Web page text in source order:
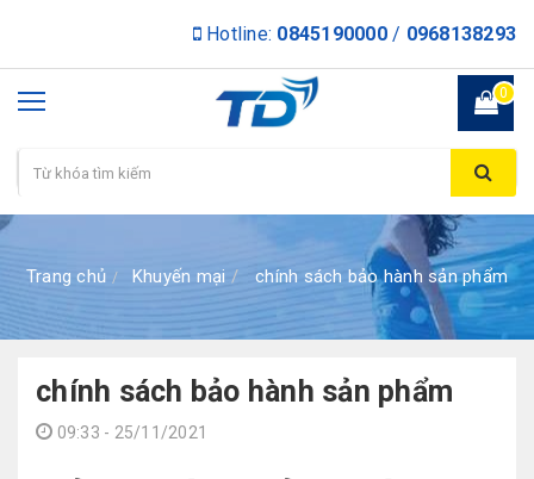
Hotline: 0845190000/ 0968138293
0
Trang chủ Khuyến mại chính sách bảo hành sản phẩm
chính sách bảo hành sản phẩm
09:33 - 25/11/2021